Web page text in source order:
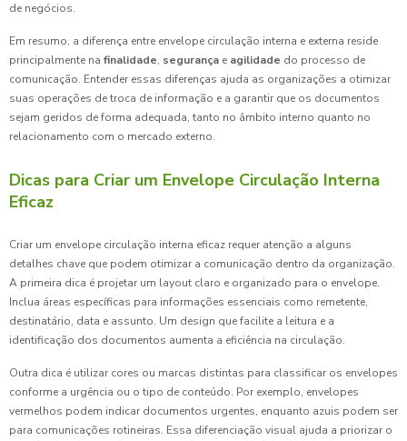
de negócios.
Em resumo, a diferença entre envelope circulação interna e externa reside
principalmente na finalidade, segurança e agilidade do processo de
comunicação. Entender essas diferenças ajuda as organizações a otimizar
suas operações de troca de informação e a garantir que os documentos
sejam geridos de forma adequada, tanto no âmbito interno quanto no
relacionamento com o mercado externo.
Dicas para Criar um Envelope Circulação Interna
Eficaz
Criar um envelope circulação interna eficaz requer atenção a alguns
detalhes chave que podem otimizar a comunicação dentro da organização.
A primeira dica é projetar um layout claro e organizado para o envelope.
Inclua áreas específicas para informações essenciais como remetente,
destinatário, data e assunto. Um design que facilite a leitura e a
identificação dos documentos aumenta a eficiência na circulação.
Outra dica é utilizar cores ou marcas distintas para classificar os envelopes
conforme a urgência ou o tipo de conteúdo. Por exemplo, envelopes
vermelhos podem indicar documentos urgentes, enquanto azuis podem ser
para comunicações rotineiras. Essa diferenciação visual ajuda a priorizar o